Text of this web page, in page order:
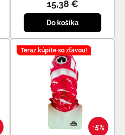
15,38 €
Do košíka
5%
Teraz kúpite so zľavou!